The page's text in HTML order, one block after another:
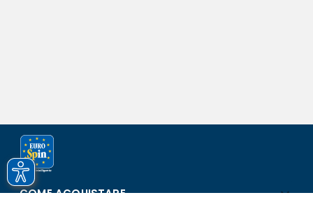
COME ACQUISTARE